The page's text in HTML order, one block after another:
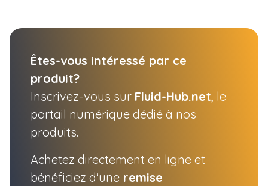
Êtes-vous intéressé par ce
produit?
Inscrivez-vous sur Fluid-Hub.net , le
portail numérique dédié à nos
produits.
Achetez directement en ligne et
bénéficiez d'une remise